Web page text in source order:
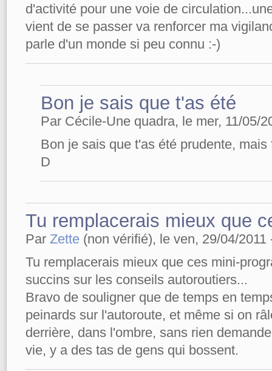
d'activité pour une voie de
vient de se passer va renforcer ma
parle d'un monde si peu connu :-)
Bon je sais que t'as été
Par Cécile-Une quadra, le mer, 11/05/
Bon je sais que t'as été prudente,
D
Tu remplacerais mieux que
Par Zette (non vérifié), le ven, 29/04/2011
Tu remplacerais mieux que ces mini-
succins sur les conseils autoroutiers...
Bravo de souligner que de temps en
peinards sur l'autoroute, et même si on
derrière, dans l'ombre, sans rien
vie, y a des tas de gens qui bossent.